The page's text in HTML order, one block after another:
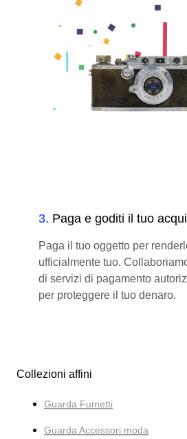
3. Paga e goditi il tuo
Paga il tuo oggetto per
ufficialmente tuo.
di servizi di pagamento
per proteggere il tuo denaro.
Collezioni affini
Guarda Fumetti
Guarda Accessori moda